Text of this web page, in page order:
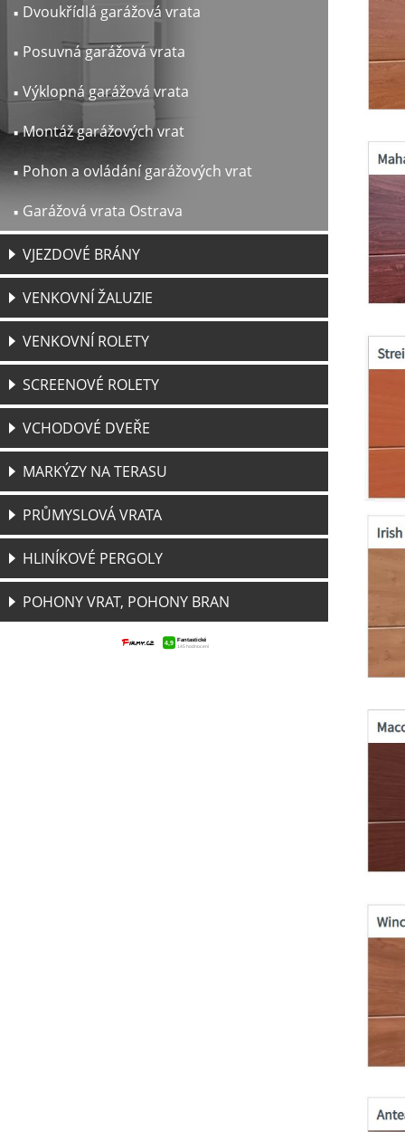
Dvoukřídlá garážová vrata
Posuvná garážová vrata
Výklopná garážová vrata
Montáž garážových vrat
Pohon a ovládání garážových vrat
Garážová vrata Ostrava
VJEZDOVÉ BRÁNY
VENKOVNÍ ŽALUZIE
VENKOVNÍ ROLETY
SCREENOVÉ ROLETY
VCHODOVÉ DVEŘE
MARKÝZY NA TERASU
PRŮMYSLOVÁ VRATA
HLINÍKOVÉ PERGOLY
POHONY VRAT, POHONY BRAN